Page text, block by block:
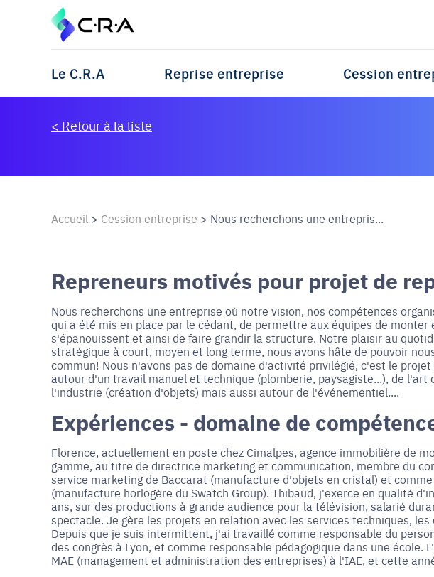
Le C.R.A Reprise entreprise Cession
< Retour à la liste
Accueil > Cession entreprise > Nous recherchons une entrepris...
Repreneurs motivés pour projet de
Nous recherchons une entreprise où notre vision, nos compétences
qui a été mis en place par le cédant, de permettre aux équipes de monter
s'épanouissent et ainsi de faire grandir la structure. Notre plaisir au
stratégique à court, moyen et long terme, nous avons hâte de pouvoir
commun! Nous n'avons pas de domaine d'activité privilégié, c'est le
autour d'un travail manuel et technique (plomberie, paysagiste...), de l'art
l'industrie (création d'objets) mais aussi autour de l'événementiel....
Expériences - domaine de
Florence, actuellement en poste chez Cimalpes, agence immobilière de
gamme, au titre de directrice marketing et communication, membre du
service marketing de Baccarat (manufacture d'objets en cristal) et
(manufacture horlogère du Swatch Group). Thibaud, j'exerce en qualité
ans, sur des productions à grande audience pour la télévision, salarié
spectacle. Je gère les projets en relation avec les services techniques,
Depuis que je suis intermittent, j'ai travaillé comme responsable du
des congrès à Lyon, et comme responsable pédagogique dans une
MAE (management et administration des entreprises) à l'IAE, et cette